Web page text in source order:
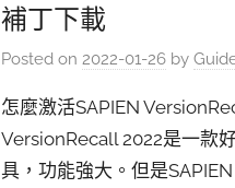
補丁下載
Posted on2022-01-26 by
怎麼激活SAPIEN
VersionRecall 2022是一款
具，功能強大。但是